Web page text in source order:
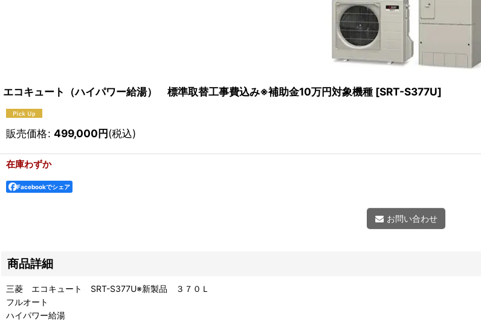
エコキュート（ハイパワー給湯） 標準取替工事費込み※補助金10万円対象機種 [SRT-S377U]
販売価格: 499,000円(税込)
在庫わずか
Facebookでシェア
お問い合わせ
商品詳細
三菱 エコキュート SRT-S377U※新製品 ３７０Ｌ
フルオート
ハイパワー給湯